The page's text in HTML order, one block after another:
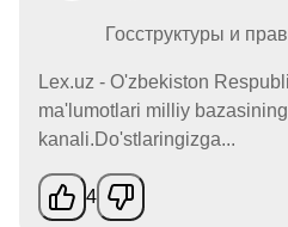
Госструктуры и
Lex.uz - O'zbekiston
ma'lumotlari milliy
kanali.Do'stlaringizga...
4